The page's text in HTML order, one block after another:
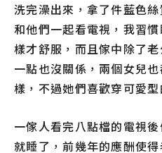
洗完澡出來，拿了件藍色
和他們一起看電視，我習
樣才舒服，而且傢中除了
一點也沒關係，兩個女兒
樣，不過她們喜歡穿可愛型
一傢人看完八點檔的電視
就睡了，前幾年的應酬使